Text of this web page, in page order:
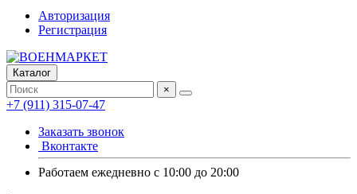
Авторизация
Регистрация
Каталог
×
+7 (911) 315-07-47
Заказать звонок
Вконтакте
Работаем ежедневно с 10:00 до 20:00